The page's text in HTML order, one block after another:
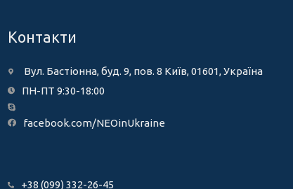
Контакти
Вул. Бастіонна, буд. 9, пов. 8 Київ, 01601, Україна
ПН-ПТ 9:30-18:00
facebook.com/NEOinUkraine
+38 (099) 332-26-45